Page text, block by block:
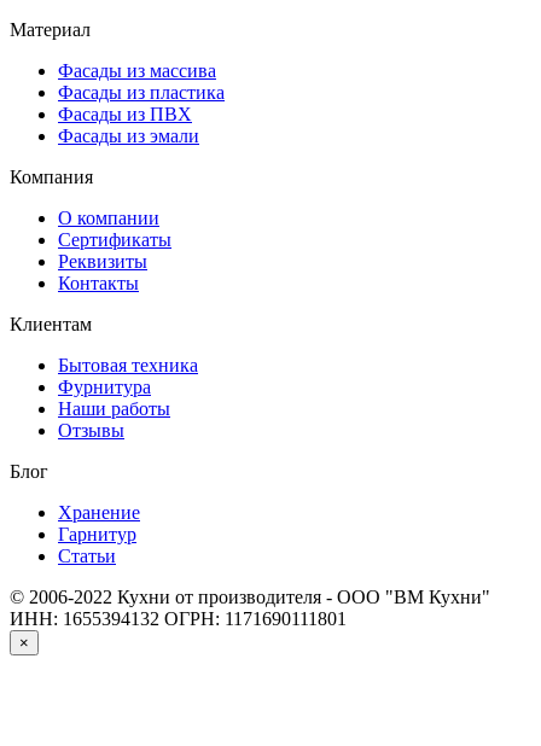
Материал
Фасады из массива
Фасады из пластика
Фасады из ПВХ
Фасады из эмали
Компания
О компании
Сертификаты
Реквизиты
Контакты
Клиентам
Бытовая техника
Фурнитура
Наши работы
Отзывы
Блог
Хранение
Гарнитур
Статьи
© 2006-2022 Кухни от производителя - ООО "ВМ Кухни"
ИНН: 1655394132 ОГРН: 1171690111801
×